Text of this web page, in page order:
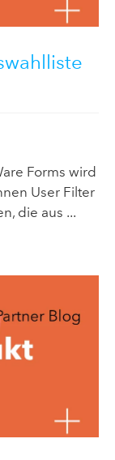
Forms wird
User Filter
die aus ...